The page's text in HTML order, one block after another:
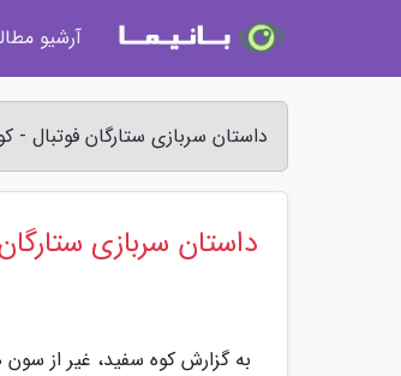
داستان سربازی ستارگان فوتبال -
داستان سربازی
به گزارش کوه سفید، غیر از
آرشیو